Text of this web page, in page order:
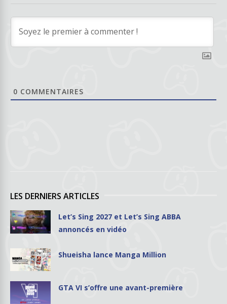
0 COMMENTAIRES
LES DERNIERS ARTICLES
Let’s Sing 2027 et Let’s Sing ABBA
annoncés en vidéo
Shueisha lance Manga Million
GTA VI s’offre une avant-première